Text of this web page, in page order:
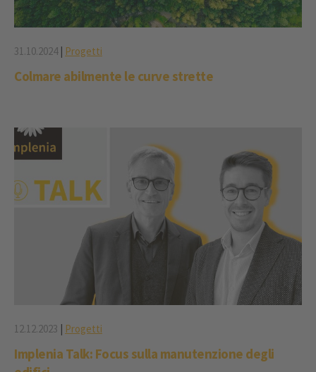
31.10.2024| Progetti
Colmare abilmente le curve strette
12.12.2023 | Progetti
Implenia Talk: Focus sulla manutenzione degli